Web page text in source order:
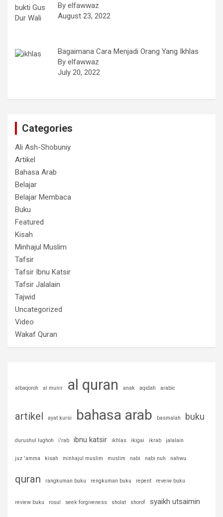
By elfawwaz
August 23, 2022
Bagaimana Cara Menjadi Orang Yang Ikhlas
By elfawwaz
July 20, 2022
Categories
Ali Ash-Shobuniy
Artikel
Bahasa Arab
Belajar
Belajar Membaca
Buku
Featured
Kisah
Minhajul Muslim
Tafsir
Tafsir Ibnu Katsir
Tafsir Jalalain
Tajwid
Uncategorized
Video
Wakaf Quran
albaqoroh al munir al quran anak aqidah arabic
artikel ayat kursi bahasa arab basmalah buku
durushul lughoh i'rab ibnu katsir ikhlas ikigai ikrab jalalain
juz 'amma kisah minhajul muslim muslim nabi nabi nuh nahwu
quran rangkuman buku rengkuman buku repent reveiw buku
review buku rosul seek forgiveness sholat shorof syaikh utsaimin